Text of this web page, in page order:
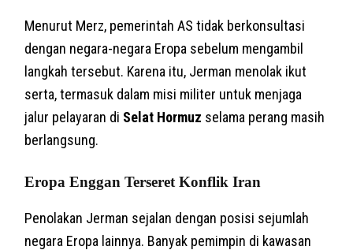
Menurut Merz, pemerintah AS tidak berkonsultasi
dengan negara-negara Eropa sebelum mengambil
langkah tersebut. Karena itu, Jerman menolak ikut
serta, termasuk dalam misi militer untuk menjaga
jalur pelayaran di Selat Hormuz selama perang masih
berlangsung.
Eropa Enggan Terseret Konflik Iran
Penolakan Jerman sejalan dengan posisi sejumlah
negara Eropa lainnya. Banyak pemimpin di kawasan